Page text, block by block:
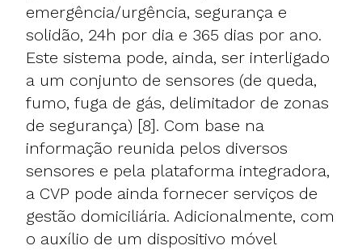
emergência/urgência, segurança e
solidão, 24h por dia e 365 dias por ano.
Este sistema pode, ainda, ser interligado
a um conjunto de sensores (de queda,
fumo, fuga de gás, delimitador de zonas
de segurança) [8]. Com base na
informação reunida pelos diversos
sensores e pela plataforma integradora,
a CVP pode ainda fornecer serviços de
gestão domiciliária. Adicionalmente, com
o auxílio de um dispositivo móvel